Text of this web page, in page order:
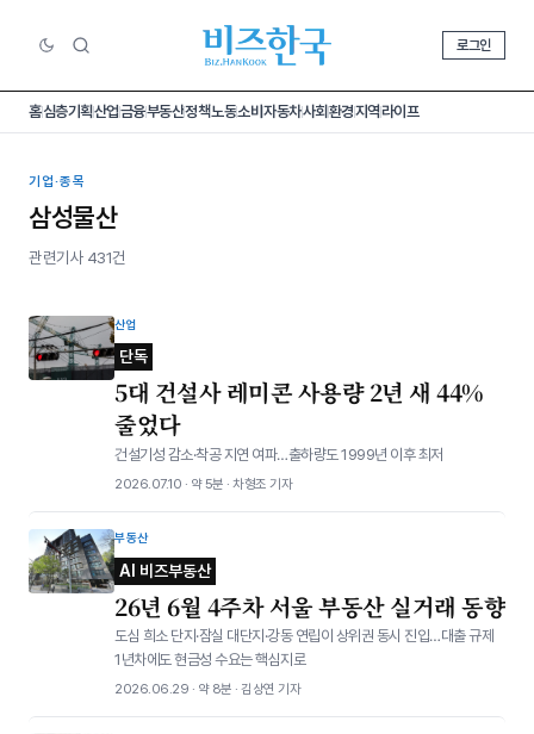
로그인
홈심층기획산업금융부동산정책노동소비 자동차사회환경지역라이프
기업·종목
삼성물산
관련기사 431건
산업
단독
5대 건설사 레미콘 사용량 2년 새 44%
줄었다
건설기성 감소·착공 지연 여파…출하량도 1999년 이후 최저
2026.07.10 · 약 5분 · 차형조 기자
부동산
AI 비즈부동산
26년 6월 4주차 서울 부동산 실거래 동향
도심 희소 단지·잠실 대단지·강동 연립이 상위권 동시 진입…대출 규제
1년차에도 현금성 수요는 핵심지로
2026.06.29 · 약 8분 · 김상연 기자